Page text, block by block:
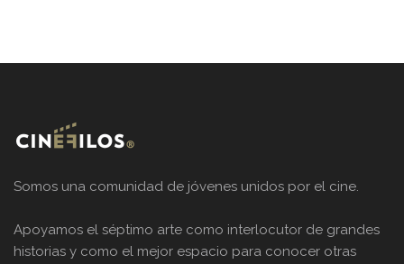
Somos una comunidad de jóvenes unidos por el cine.
Apoyamos el séptimo arte como interlocutor de grandes
historias y como el mejor espacio para conocer otras